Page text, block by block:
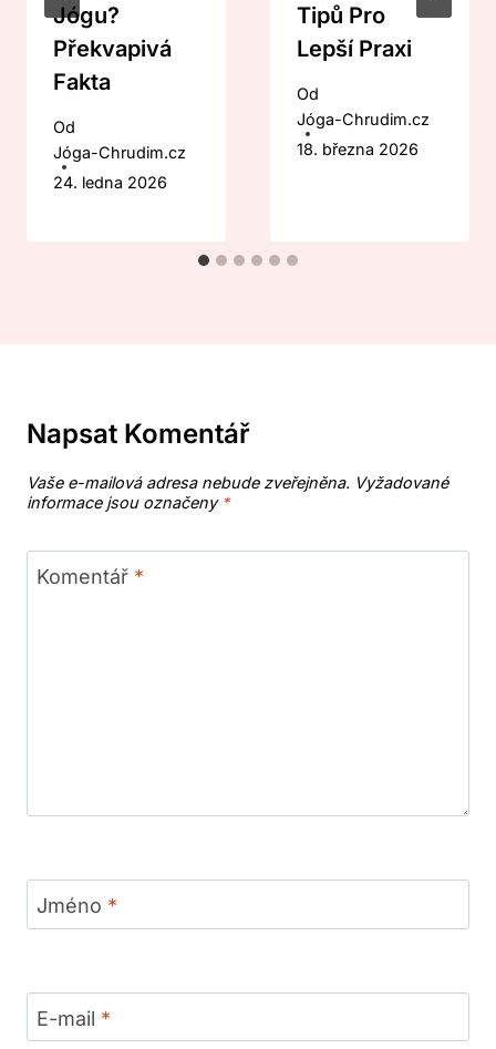
Jógu?
Překvapivá
Fakta
Od
Jóga-Chrudim.cz
24. ledna 2026
Tipů Pro
Lepší Praxi
Od
Jóga-Chrudim.cz
18. března 2026
Napsat Komentář
Vaše e-mailová adresa nebude zveřejněna. Vyžadované
informace jsou označeny *
Komentář *
Jméno *
E-mail *